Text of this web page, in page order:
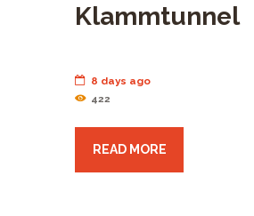
Klammtunnel
8 days ago
422
READ MORE